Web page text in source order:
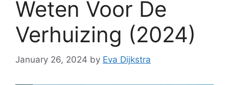
Weten Voor De
Verhuizing (2024)
January 26, 2024 by Eva Dijkstra